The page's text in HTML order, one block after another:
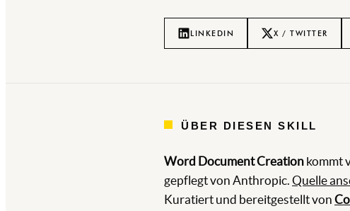
LINKEDIN X / TWITTER
ÜBER DIESEN SKILL
Word Document Creation kommt
gepflegt von Anthropic. Quelle
Kuratiert und bereitgestellt von